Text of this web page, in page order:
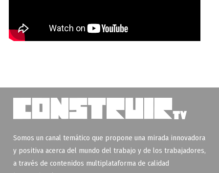
Somos un canal temático que propone una mirada innovadora
y positiva acerca del mundo del trabajo y de los trabajadores,
a través de contenidos multiplataforma de calidad